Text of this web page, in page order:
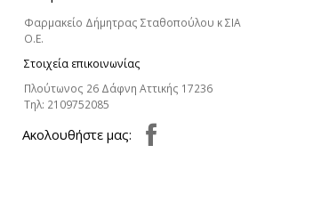
Φαρμακείο Δήμητρας Σταθοπούλου κ ΣΙΑ
Ο.Ε.
Στοιχεία επικοινωνίας
Πλούτωνος 26 Δάφνη Αττικής 17236
Τηλ: 2109752085
Aκολουθήστε μας: